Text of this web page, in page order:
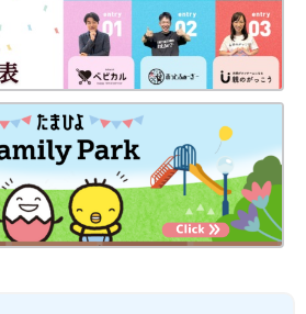
デッドスペースも有効活用できるんです
はぜひともおすすめしたい、引き出し収
紹介します。
グッズ＆アイデアは、参考になるものば
ことで空間がすっきりとし、掃除がしや
ラ価格で手に入るのも嬉しいですよ
ば、ぜひチェックしてみてください♪
る投稿、リンク先は、削除される場合
ご了承ください。
の情報で、現在と異なる場合がありま